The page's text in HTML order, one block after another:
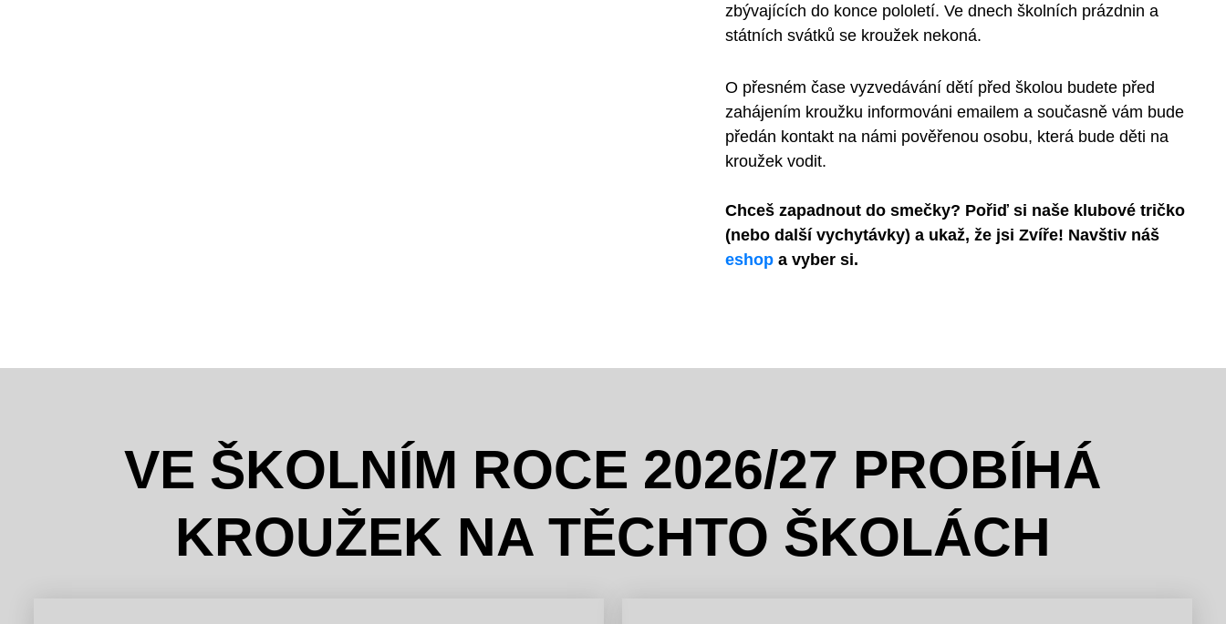
zbývajících do konce pololetí. Ve dnech školních prázdnin a
státních svátků se kroužek nekoná.
O přesném čase vyzvedávání dětí před školou budete před
zahájením kroužku informováni emailem a současně vám bude
předán kontakt na námi pověřenou osobu, která bude děti na
kroužek vodit.
Chceš zapadnout do smečky? Pořiď si naše klubové tričko
(nebo další vychytávky) a ukaž, že jsi Zvíře! Navštiv náš
eshopa vyber si.
VE ŠKOLNÍM ROCE 2026/27 PROBÍHÁ
KROUŽEK NA TĚCHTO ŠKOLÁCH